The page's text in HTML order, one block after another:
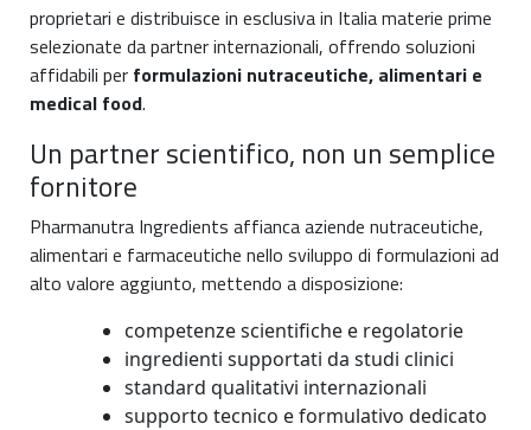
proprietari e distribuisce in esclusiva in Italia materie prime
selezionate da partner internazionali, offrendo soluzioni
affidabili per formulazioni nutraceutiche, alimentari e
medical food.
Un partner scientifico, non un semplice
fornitore
Pharmanutra Ingredients affianca aziende nutraceutiche,
alimentari e farmaceutiche nello sviluppo di formulazioni ad
alto valore aggiunto, mettendo a disposizione:
competenze scientifiche e regolatorie
ingredienti supportati da studi clinici
standard qualitativi internazionali
supporto tecnico e formulativo dedicato